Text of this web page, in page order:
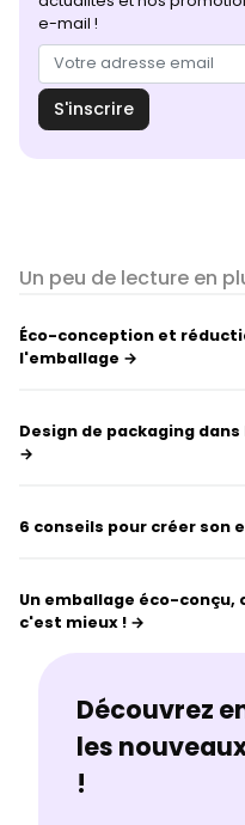
e-mail !
S'inscrire
Un peu de lecture en
Éco-conception et
l'emballage →
Design de packaging
→
6 conseils pour créer son
Un emballage éco-conçu,
c'est mieux ! →
Découvrez
les
!